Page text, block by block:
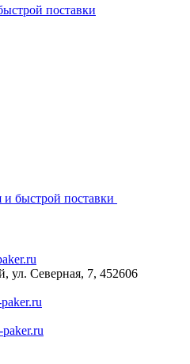
поставки
быстрой поставки
ул. Северная, 7, 452606